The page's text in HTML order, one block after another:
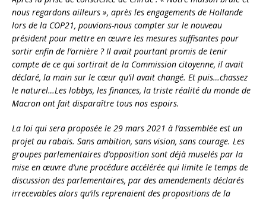
nous regardons ailleurs », après les engagements de Hollande
lors de la COP21, pouvions-nous compter sur le nouveau
président pour mettre en œuvre les mesures suffisantes pour
sortir enfin de l’ornière ? Il avait pourtant promis de tenir
compte de ce qui sortirait de la Commission citoyenne, il avait
déclaré, la main sur le cœur qu’il avait changé. Et puis…chassez
le naturel…Les lobbys, les finances, la triste réalité du monde de
Macron ont fait disparaître tous nos espoirs.
La loi qui sera proposée le 29 mars 2021 à l’assemblée est un
projet au rabais. Sans ambition, sans vision, sans courage. Les
groupes parlementaires d’opposition sont déjà muselés par la
mise en œuvre d’une procédure accélérée qui limite le temps de
discussion des parlementaires, par des amendements déclarés
irrecevables alors qu’ils reprenaient des propositions de la